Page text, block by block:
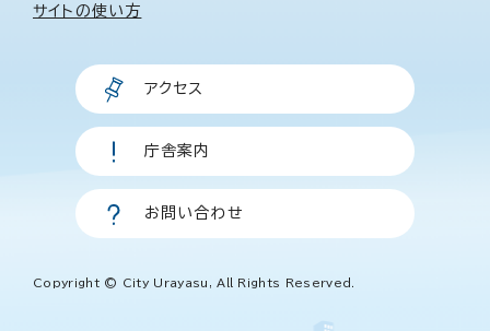
サイトの使い方
アクセス
庁舎案内
お問い合わせ
Copyright © City Urayasu, All Rights Reserved.